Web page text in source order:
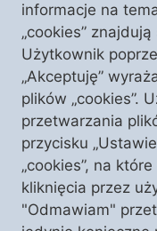
Nie możemy
w tak wielu
widocznego
pogrążającej się w
gospodarki oraz
projektów aktów
podstawowe
też w listopadzie
Wolności – serią
informacje na
„cookies” znajdują
Użytkownik
„Akceptuję”
plików „cookies”.
przetwarzania
przycisku
„cookies”, na
kliknięcia przez
"Odmawiam"